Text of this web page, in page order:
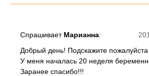
Спрашивает Марианна:
Добрый день! Подскажите
У меня началась 20 неделя
Заранее спасибо!!!